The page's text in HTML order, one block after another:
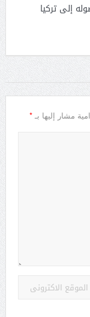
إلى تركيا
مشار إليها بـ *